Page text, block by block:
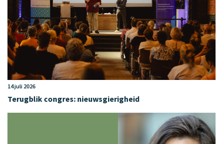
14 juli 2026
Terugblik congres: nieuwsgierigheid